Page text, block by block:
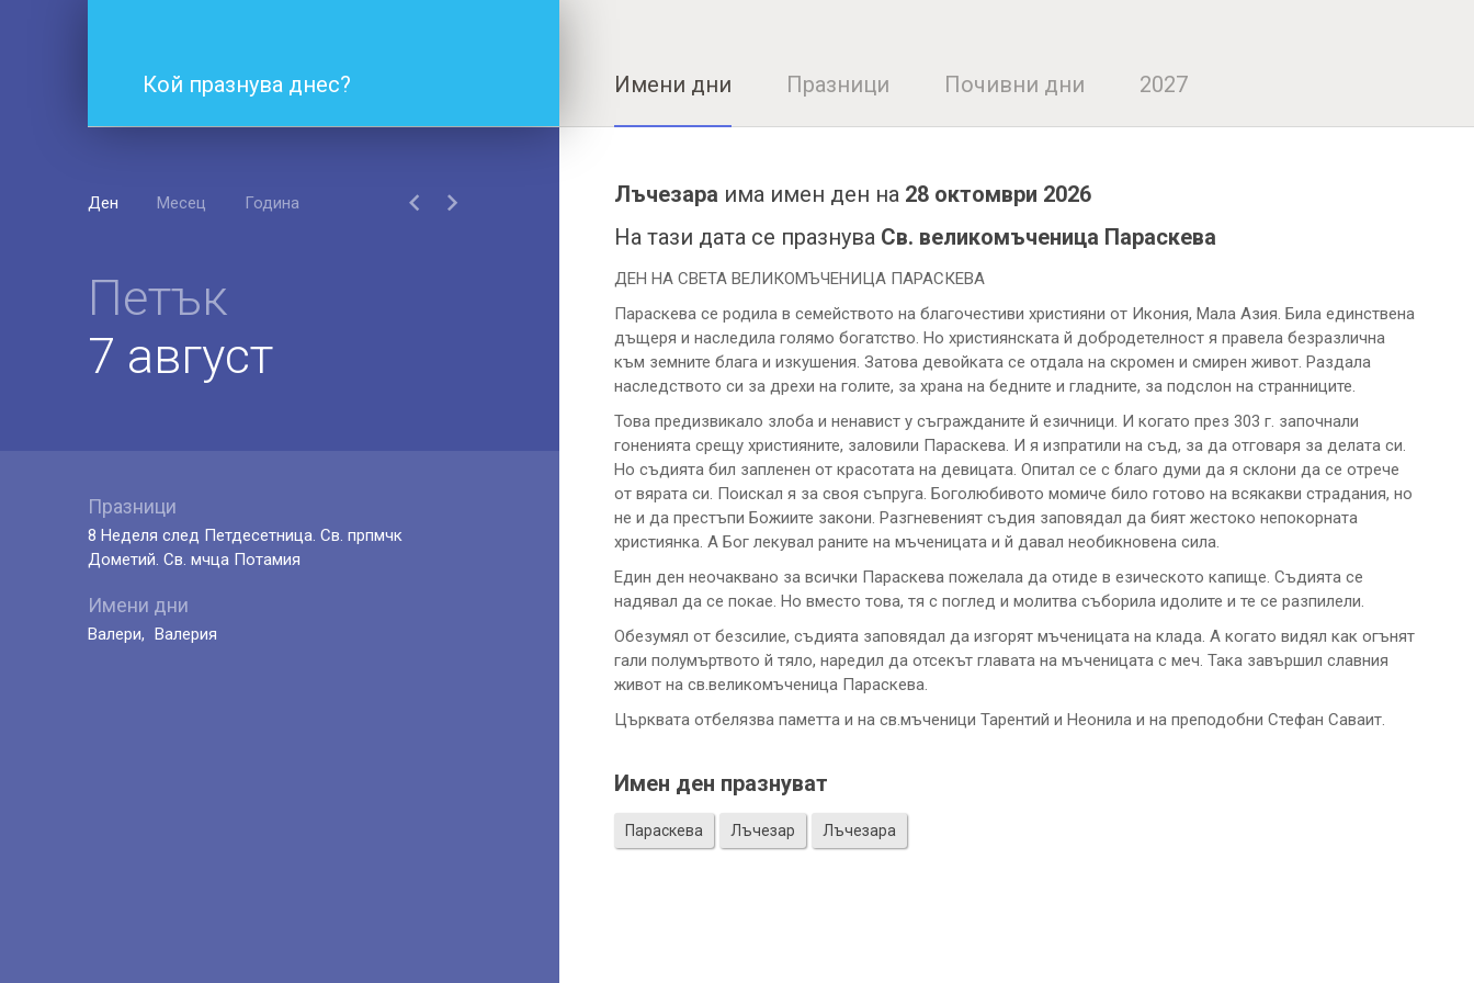
Кой празнува днес? Имени дни Празници Почивни дни 2027
Ден Месец Година
Петък
7 август
Празници
8 Неделя след Петдесетница. Св. прпмчк
Дометий. Св. мчца Потамия
Имени дни
Валери Валерия
Лъчезара има имен ден на 28 октомври 2026
На тази дата се празнува Св. великомъченица Параскева
ДЕН НА СВЕТА ВЕЛИКОМЪЧЕНИЦА ПАРАСКЕВА
Параскева се родила в семейството на благочестиви християни от Икония, Мала Азия. Била единствена
дъщеря и наследила голямо богатство. Но християнската й добродетелност я правела безразлична
към земните блага и изкушения. Затова девойката се отдала на скромен и смирен живот. Раздала
наследството си за дрехи на голите, за храна на бедните и гладните, за подслон на странниците.
Това предизвикало злоба и ненавист у съгражданите й езичници. И когато през 303 г. започнали
гоненията срещу християните, заловили Параскева. И я изпратили на съд, за да отговаря за делата си.
Но съдията бил запленен от красотата на девицата. Опитал се с благо думи да я склони да се отрече
от вярата си. Поискал я за своя съпруга. Боголюбивото момиче било готово на всякакви страдания, но
не и да престъпи Божиите закони. Разгневеният съдия заповядал да бият жестоко непокорната
християнка. А Бог лекувал раните на мъченицата и й давал необикновена сила.
Един ден неочаквано за всички Параскева пожелала да отиде в езическото капище. Съдията се
надявал да се покае. Но вместо това, тя с поглед и молитва съборила идолите и те се разпилели.
Обезумял от безсилие, съдията заповядал да изгорят мъченицата на клада. А когато видял как огънят
гали полумъртвото й тяло, наредил да отсекът главата на мъченицата с меч. Така завършил славния
живот на св.великомъченица Параскева.
Църквата отбелязва паметта и на св.мъченици Тарентий и Неонила и на преподобни Стефан Саваит.
Имен ден празнуват
Параскева Лъчезар Лъчезара